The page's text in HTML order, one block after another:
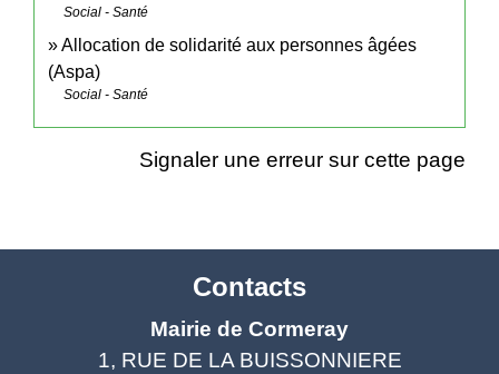
Social - Santé
Allocation de solidarité aux personnes âgées
(Aspa)
Social - Santé
Signaler une erreur sur cette page
Contacts
Mairie de Cormeray
1, RUE DE LA BUISSONNIERE